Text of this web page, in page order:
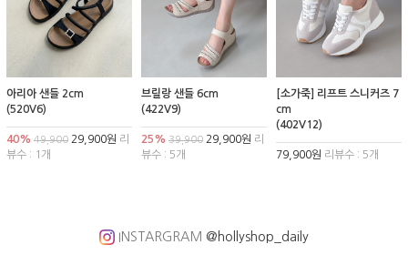
아리아 샌들 2cm
(520V6)
40% 49,900 29,900원 리
뷰수 : 1개
브릴랑 샌들 6cm
(422V9)
25% 39,90029,900원 리
뷰수 : 5개
[소가죽] 리프트 스니커즈 7
cm
(402V12)
79,900원 리뷰수 : 5개
INSTARGRAM @hollyshop_daily